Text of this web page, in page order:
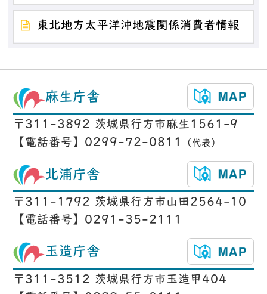
東北地方太平洋沖地震関係消費者情報
麻生庁舎
〒311-3892 茨城県行方市麻生1561-9
【電話番号】0299-72-0811
（代表）
北浦庁舎
〒311-1792 茨城県行方市山田2564-10
【電話番号】0291-35-2111
玉造庁舎
〒311-3512 茨城県行方市玉造甲404